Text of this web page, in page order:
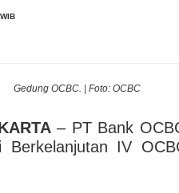
Gedung OCBC. | Foto: OCBC
– PT Bank
Berkelanjutan IV